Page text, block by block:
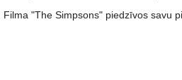
Filma "The Simpsons" piedzīvos savu